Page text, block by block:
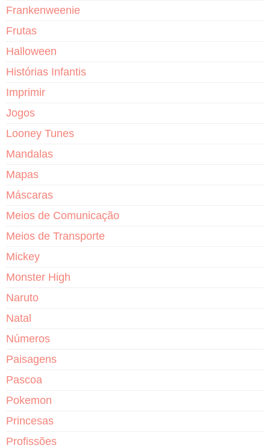
Frankenweenie
Frutas
Halloween
Histórias Infantis
Imprimir
Jogos
Looney Tunes
Mandalas
Mapas
Máscaras
Meios de Comunicação
Meios de Transporte
Mickey
Monster High
Naruto
Natal
Números
Paisagens
Pascoa
Pokemon
Princesas
Profissões